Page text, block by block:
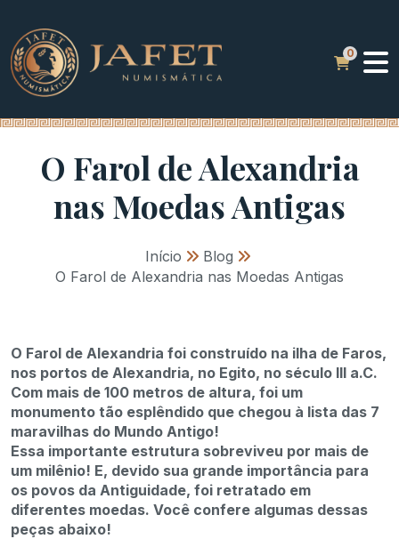
O Farol de Alexandria
nas Moedas Antigas
Início » Blog »
O Farol de Alexandria nas Moedas Antigas
O Farol de Alexandria foi construído na ilha de Faros,
nos portos de Alexandria, no Egito, no século III a.C.
Com mais de 100 metros de altura, foi um
monumento tão esplêndido que chegou à lista das 7
maravilhas do Mundo Antigo!
Essa importante estrutura sobreviveu por mais de
um milênio! E, devido sua grande importância para
os povos da Antiguidade, foi retratado em
diferentes moedas. Você confere algumas dessas
peças abaixo!